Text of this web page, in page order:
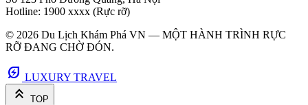
Hotline: 1900 xxxx (Rực rỡ)
© 2026 Du Lịch Khám Phá VN — MỘT HÀNH TRÌNH RỰC
RỠ ĐANG CHỜ ĐÓN.
energy_savings_leaf LUXURY TRAVEL
keyboard_double_arrow_up TOP